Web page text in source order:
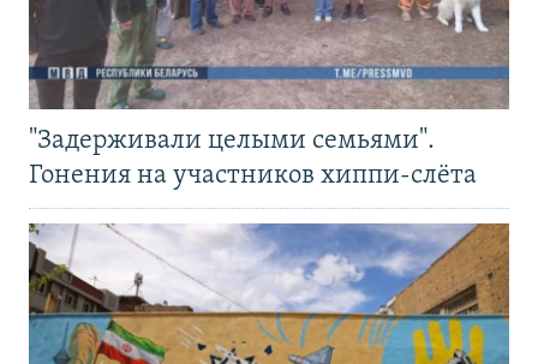
"Задерживали целыми семьями".
Гонения на участников хиппи-слёта